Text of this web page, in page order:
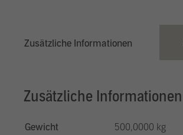
Zusätzliche Informationen
Zusätzliche Informationen
Gewicht
500,0000 kg